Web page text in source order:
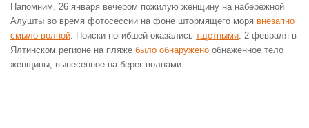
Напомним, 26 января вечером пожилую женщину на набережной
Алушты во время фотосессии на фоне штормящего моря внезапно
смыло волной . Поиски погибшей оказались тщетными . 2 февраля в
Ялтинском регионе на пляже было обнаружено обнаженное тело
женщины, вынесенное на берег волнами.